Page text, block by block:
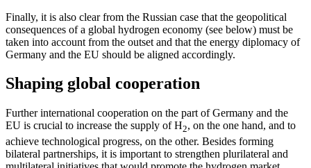
Finally, it is also clear from the Russian case that the geopolitical
consequences of a global hydrogen economy (see below) must be
taken into account from the outset and that the energy diplomacy of
Germany and the EU should be aligned accordingly.
Shaping global cooperation
Further international cooperation on the part of Germany and the
EU is crucial to increase the supply of H2, on the one hand, and to
achieve technological progress, on the other. Besides forming
bilateral part­ner­ships, it is important to strengthen pluri­lateral and